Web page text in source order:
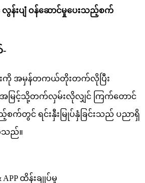
လွန်းပျံ ဝန်ဆောင်မှုပေးသည့်စက်
-
ကို အမှန်တကယ်တိုးတက်လိုပြီး
အမြင့်သို့တက်လှမ်းလိုလျှင် ကြက်တောင်
က်တွင် ရင်းနှီးမြုပ်နှံခြင်းသည် ပညာရှိ
သည်။
APP ထိန်းချုပ်မှု